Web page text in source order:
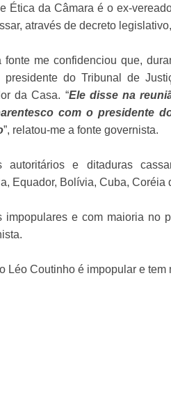
Ética da Câmara é o ex-
através de decreto
fonte me confidenciou que,
presidente do Tribunal de
da Casa. “Ele disse na
com o presidente
”, relatou-me a fonte governista.
autoritários e ditaduras
Equador, Bolívia, Cuba, Coréia
impopulares e com maioria no
Léo Coutinho é impopular e